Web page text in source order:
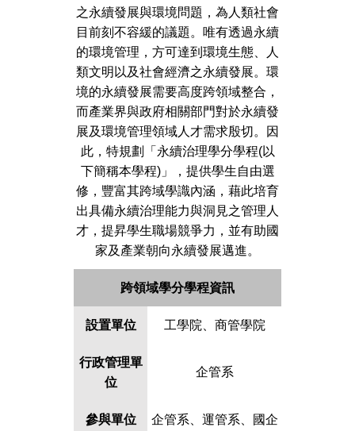
之永續發展與環境問題，為人類社會
目前刻不容緩的議題。唯有透過永續
的環境管理，方可達到環境生態、人
類文明以及社會經濟之永續發展。環
境的永續發展需要高度跨領域整合，
而產業界與政府相關部門對於永續發
展及環境管理領域人才需求殷切。因
此，特規劃「永續治理學分學程(以
下簡稱本學程)」，提供學生自由選
修，豐富其跨域學識內涵，藉此培育
出具備永續治理能力與洞見之管理人
才，提昇學生職場競爭力，並有助國
家及產業朝向永續發展邁進。
跨領域學分學程資訊
設置單位 工學院、商管學院
行政管理單
位
企管系
參與單位
企管系、運管系、國企